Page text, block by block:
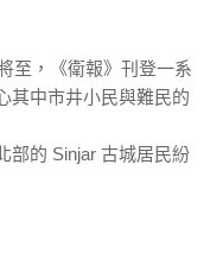
至，《衛報》刊登一系
其中市井小民與難民的
部的 Sinjar 古城居民紛